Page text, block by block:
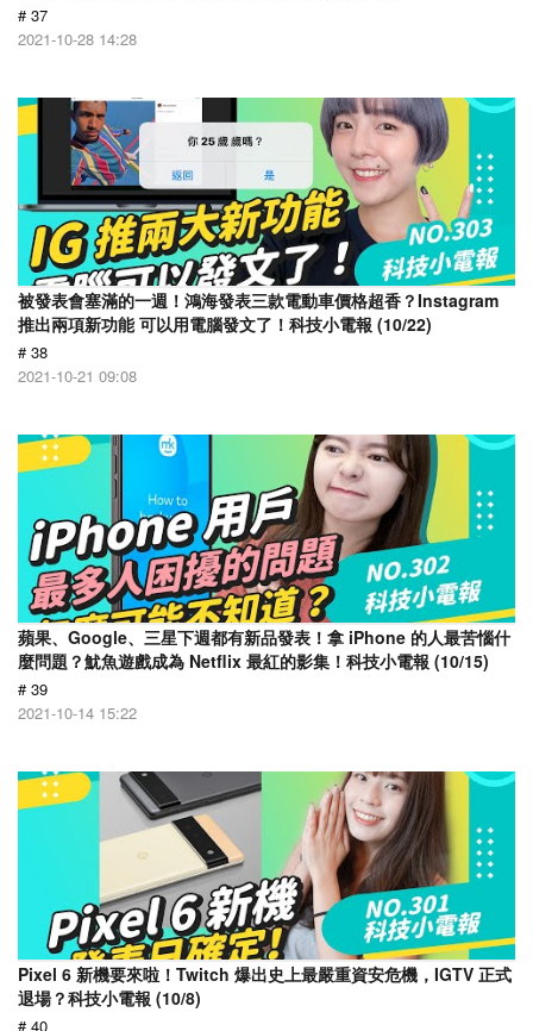
# 37
2021-10-28 14:28
被發表會塞滿的一週！鴻海發表三款電動車價格超香？Instagram
推出兩項新功能 可以用電腦發文了！科技小電報 (10/22)
# 38
2021-10-21 09:08
蘋果、Google、三星下週都有新品發表！拿 iPhone 的人最苦惱什
麼問題？魷魚遊戲成為 Netflix 最紅的影集！科技小電報 (10/15)
# 39
2021-10-14 15:22
Pixel 6 新機要來啦！Twitch 爆出史上最嚴重資安危機，IGTV 正式
退場？科技小電報 (10/8)
# 40